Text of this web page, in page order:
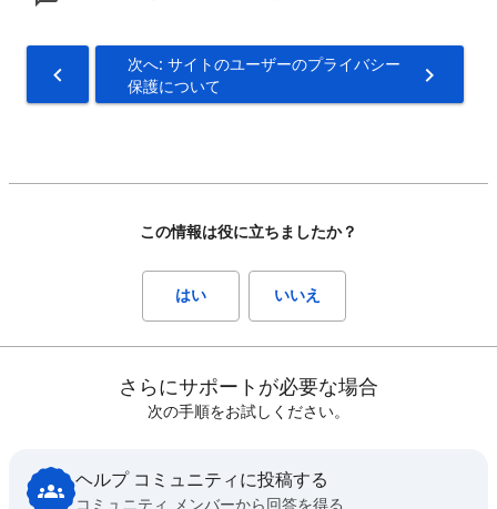
次へ: サイトのユーザーのプライバシー
保護について
この情報は役に立ちましたか？
はい いいえ
さらにサポートが必要な場合
次の手順をお試しください。
ヘルプ コミュニティに投稿する
コミュニティ メンバーから回答を得る